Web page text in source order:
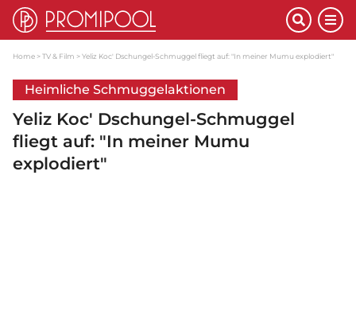
Home TV & Film Yeliz Koc' Dschungel-Schmuggel fliegt auf: "In meiner Mumu explodiert"
Heimliche Schmuggelaktionen
Yeliz Koc' Dschungel-Schmuggel
fliegt auf: "In meiner Mumu
explodiert"